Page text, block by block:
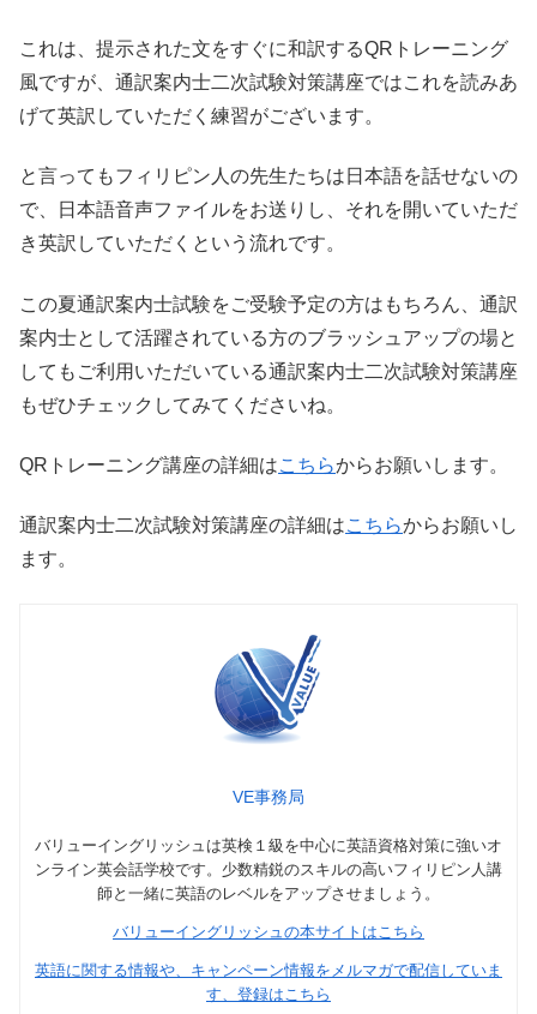
これは、提示された文をすぐに和訳するQRトレーニング
風ですが、通訳案内士二次試験対策講座ではこれを読みあ
げて英訳していただく練習がございます。
と言ってもフィリピン人の先生たちは日本語を話せないの
で、日本語音声ファイルをお送りし、それを開いていただ
き英訳していただくという流れです。
この夏通訳案内士試験をご受験予定の方はもちろん、通訳
案内士として活躍されている方のブラッシュアップの場と
してもご利用いただいている通訳案内士二次試験対策講座
もぜひチェックしてみてくださいね。
QRトレーニング講座の詳細はこちらからお願いします。
通訳案内士二次試験対策講座の詳細はこちらからお願いし
ます。
VE事務局
バリューイングリッシュは英検１級を中心に英語資格対策に強いオ
ンライン英会話学校です。少数精鋭のスキルの高いフィリピン人講
師と一緒に英語のレベルをアップさせましょう。
バリューイングリッシュの本サイトはこちら
英語に関する情報や、キャンペーン情報をメルマガで配信していま
す、登録はこちら